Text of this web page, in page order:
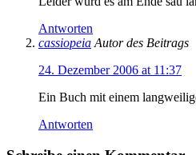
Antworten
cassiopeia Autor des Beitrags
24. Dezember 2006 at 11:37
Ein Buch mit einem
Antworten